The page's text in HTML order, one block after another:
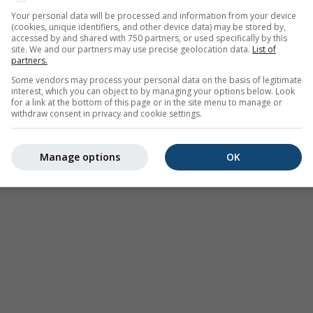
eine2h-Vorhersage . Orange Kreuze zeigen Blitze an. Daten
USA, Europa, Australien). Nieselregen oder leichter
Die Niederschlagsintensitätist farbcodiert und reicht von
für 46.48°N 7.96°O
Your personal data will be processed and information from your device
(cookies, unique identifiers, and other device data) may be stored by,
accessed by and shared with 750 partners, or used specifically by this
site. We and our partners may use precise geolocation data. List of
partners.
Some vendors may process your personal data on the basis of legitimate
interest, which you can object to by managing your options below. Look
for a link at the bottom of this page or in the site menu to manage or
withdraw consent in privacy and cookie settings.
OK
Manage options